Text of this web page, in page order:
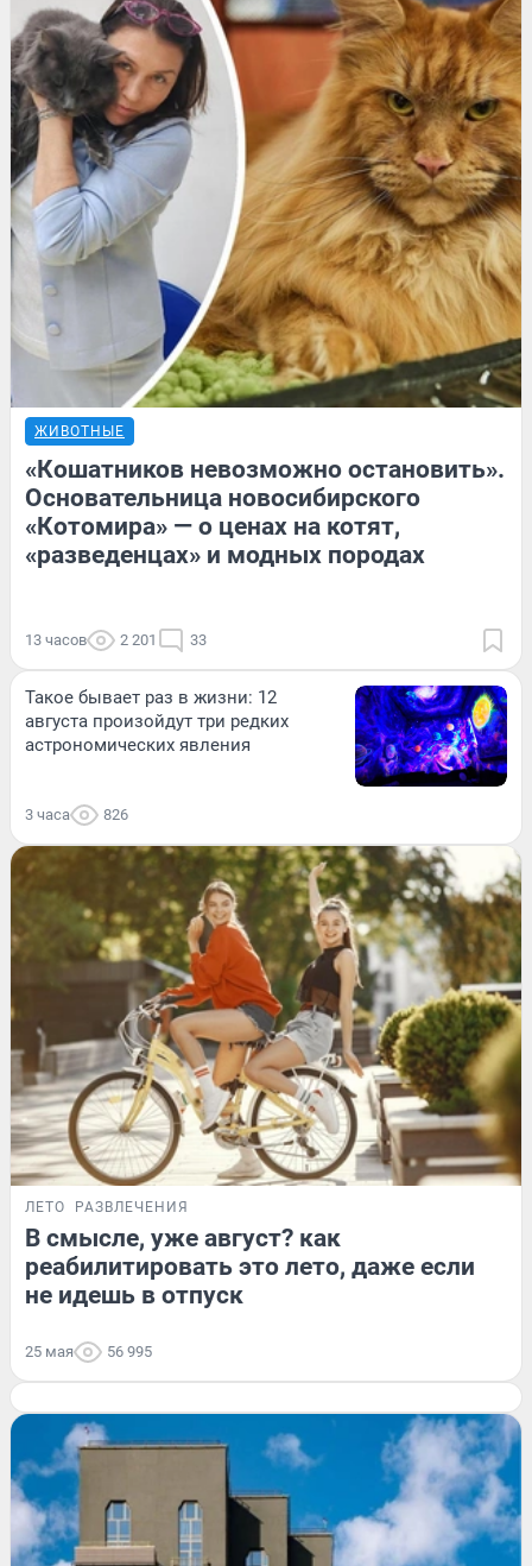
ЖИВОТНЫЕ
«Кошатников невозможно остановить».
Основательница новосибирского
«Котомира» — о ценах на котят,
«разведенцах» и модных породах
13 часов 2 201 33
Такое бывает раз в жизни: 12
августа произойдут три редких
астрономических явления
3 часа 826
ЛЕТО РАЗВЛЕЧЕНИЯ
В смысле, уже август? как
реабилитировать это лето, даже если
не идешь в отпуск
25 мая 56 995